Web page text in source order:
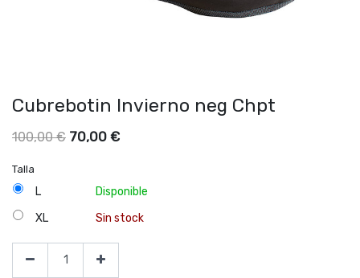
Cubrebotin Invierno neg Chpt
100,00€ 70,00 €
Talla
L
Disponible
XL
Sin stock